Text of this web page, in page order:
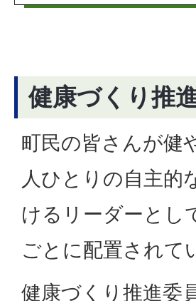
健康づくり推
町民の皆さんが健
人ひとりの自主的
けるリーダーとし
ごとに配置されて
健康づくり推進委